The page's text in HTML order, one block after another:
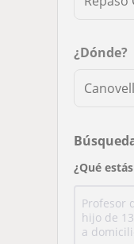
¿Dónde?
¿Qué